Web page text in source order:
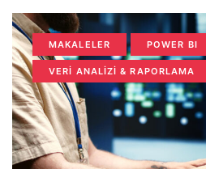
MAKALELER POWER BI
VERI ANALIZI & RAPORLAMA